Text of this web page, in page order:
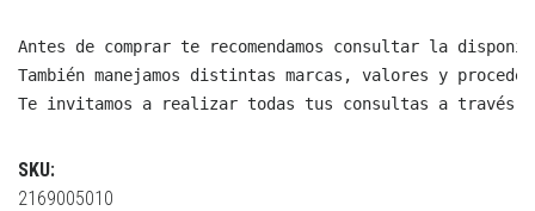
Antes de comprar te recomendamos consultar la
También manejamos distintas marcas, valores y
Te invitamos a realizar todas tus consultas a través
SKU:
2169005010